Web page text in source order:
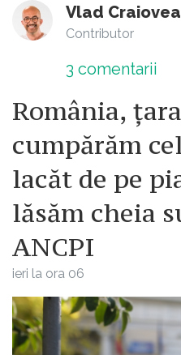
Vlad
Contributor
3 comentarii
România,
cumpărăm
lacăt de pe
lăsăm cheia
ANCPI
ieri la ora 06